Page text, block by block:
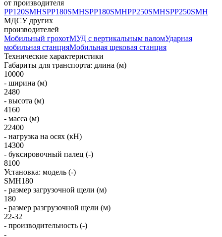
от производителя
PP120SMHSPP180SMHSPP180SMHPP250SMHSPP250SMH
МДСУ других
производителей
Мобильный грохотМУД с вертикальным валомУдарная
мобильная станцияМобильная щековая станция
Технические характеристики
Габариты для транспорта: длина (м)
10000
- ширина (м)
2480
- высота (м)
4160
- масса (м)
22400
- нагрузка на осях (кН)
14300
- буксировочный палец (-)
8100
Установка: модель (-)
SMH180
- размер загрузочной щели (м)
180
- размер разгрузочной щели (м)
22-32
- производительность (-)
-